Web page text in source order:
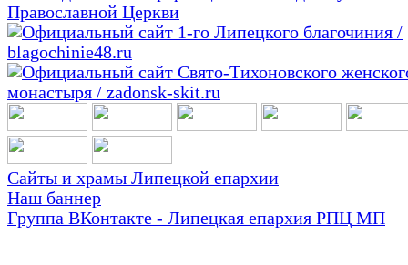
Сайты и храмы Липецкой епархии
Наш баннер
Группа ВКонтакте - Липецкая епархия РПЦ МП